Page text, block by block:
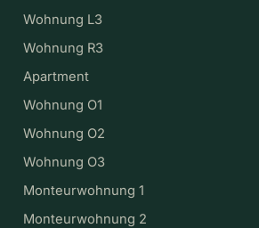
Wohnung L3
Wohnung R3
Apartment
Wohnung O1
Wohnung O2
Wohnung O3
Monteurwohnung 1
Monteurwohnung 2